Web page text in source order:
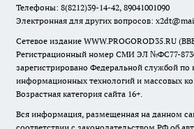
Телефоны: 8(8212)39-14-42, 89041001090
Электронная для других вопросов:
Сетевое издание WWW.PROGOROD35.RU
Регистрационный номер СМИ ЭЛ №ФС77-
зарегистрировано Федеральной службой по
информационных технологий и массовых
Возрастная категория сайта 16+.
Вся информация, размещенная на данном